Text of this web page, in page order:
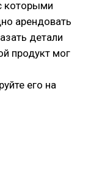
которыми
арендовать
детали
продукт мог
его на